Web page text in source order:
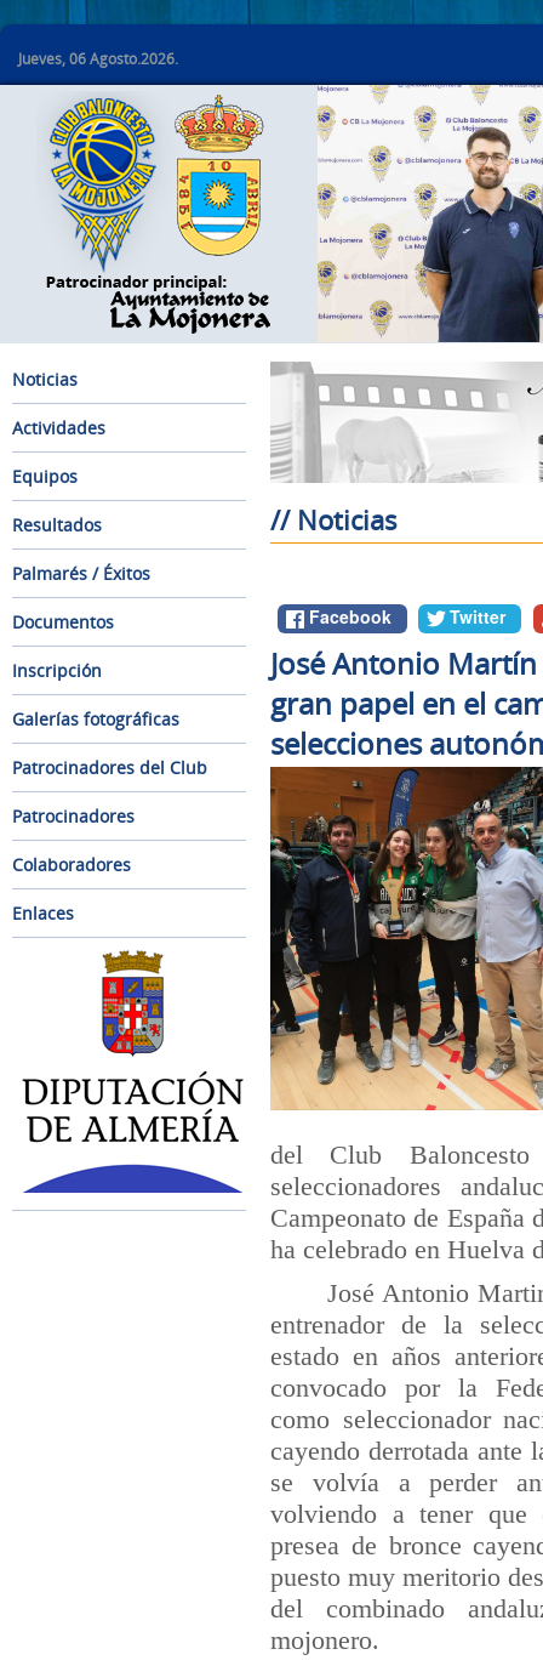
Jueves, 06 Agosto.2026.
Noticias
Actividades
Equipos
Resultados
Palmarés / Éxitos
Documentos
Inscripción
Galerías fotográficas
Patrocinadores del Club
Patrocinadores
Colaboradores
Enlaces
// Noticias
Facebook Twitter
José Antonio
gran papel en el
selecciones
del Club
seleccionadores
Campeonato de España
ha celebrado en Huelva
José Antonio
entrenador de la
estado en años
convocado por la
como seleccionador
cayendo derrotada ante
se volvía a perder
volviendo a tener que
presea de bronce
puesto muy meritorio
del combinado
mojonero.